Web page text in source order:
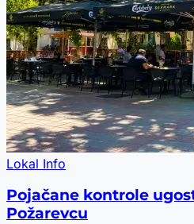
Lokal Info
Pojačane kontrole
Požarevcu